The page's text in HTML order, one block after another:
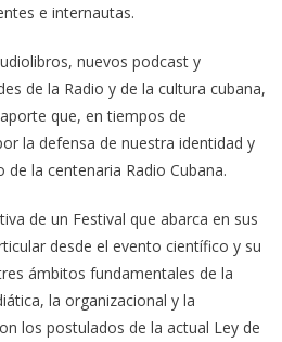
e internautas.
nuevos podcast y
de la Radio y de la cultura cubana,
que, en tiempos de
la defensa de nuestra identidad y
la centenaria Radio Cubana.
de un Festival que abarca en sus
desde el evento científico y su
ámbitos fundamentales de la
la organizacional y la
los postulados de la actual Ley de